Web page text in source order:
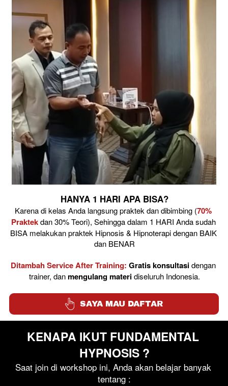
HANYA 1 HARI APA BISA?
Karena di kelas Anda langsung praktek dan dibimbing (70%
Praktek dan 30% Teori), Sehingga dalam 1 HARI Anda sudah
BISA melakukan praktek Hipnosis & Hipnoterapi dengan BAIK
dan BENAR
Ditambah Service After Training: Gratis konsultasi dengan
trainer, dan mengulang materi diseluruh Indonesia.
` SAYA MAU DAFTAR
KENAPA IKUT FUNDAMENTAL
HYPNOSIS ?
Saat join di workshop ini, Anda akan belajar banyak
tentang :